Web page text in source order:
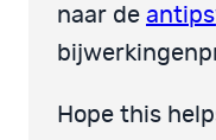
naar de
Hope this